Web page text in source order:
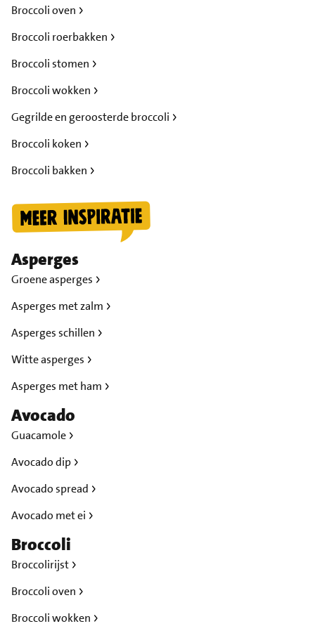
Broccoli oven
Broccoli roerbakken
Broccoli stomen
Broccoli wokken
Gegrilde en geroosterde broccoli
Broccoli koken
Broccoli bakken
Asperges
Groene asperges
Asperges met zalm
Asperges schillen
Witte asperges
Asperges met ham
Avocado
Guacamole
Avocado dip
Avocado spread
Avocado met ei
Broccoli
Broccolirijst
Broccoli oven
Broccoli wokken